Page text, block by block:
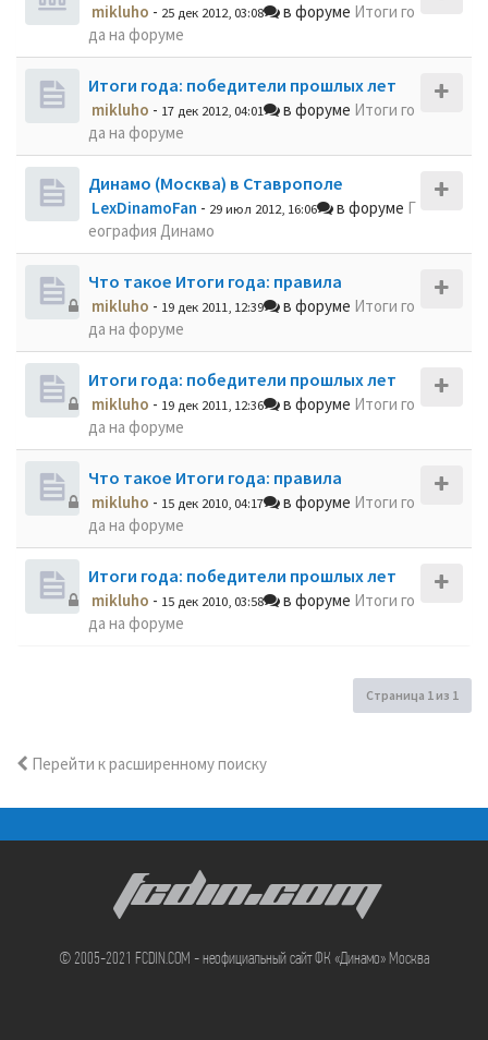
mikluho - 25 дек 2012, 03:08 в форуме Итоги го
да на форуме
Итоги года: победители прошлых лет
mikluho - 17 дек 2012, 04:01 в форуме Итоги го
да на форуме
Динамо (Москва) в Ставрополе
LexDinamoFan - 29 июл 2012, 16:06 в форуме Г
еография Динамо
Что такое Итоги года: правила
mikluho - 19 дек 2011, 12:39 в форуме Итоги го
да на форуме
Итоги года: победители прошлых лет
mikluho - 19 дек 2011, 12:36 в форуме Итоги го
да на форуме
Что такое Итоги года: правила
mikluho - 15 дек 2010, 04:17 в форуме Итоги го
да на форуме
Итоги года: победители прошлых лет
mikluho - 15 дек 2010, 03:58 в форуме Итоги го
да на форуме
Страница 1из 1
Перейти к расширенному поиску
FCDIN.COM
© 2005-2021 FCDIN.COM - неофициальный сайт ФК «Динамо» Москва